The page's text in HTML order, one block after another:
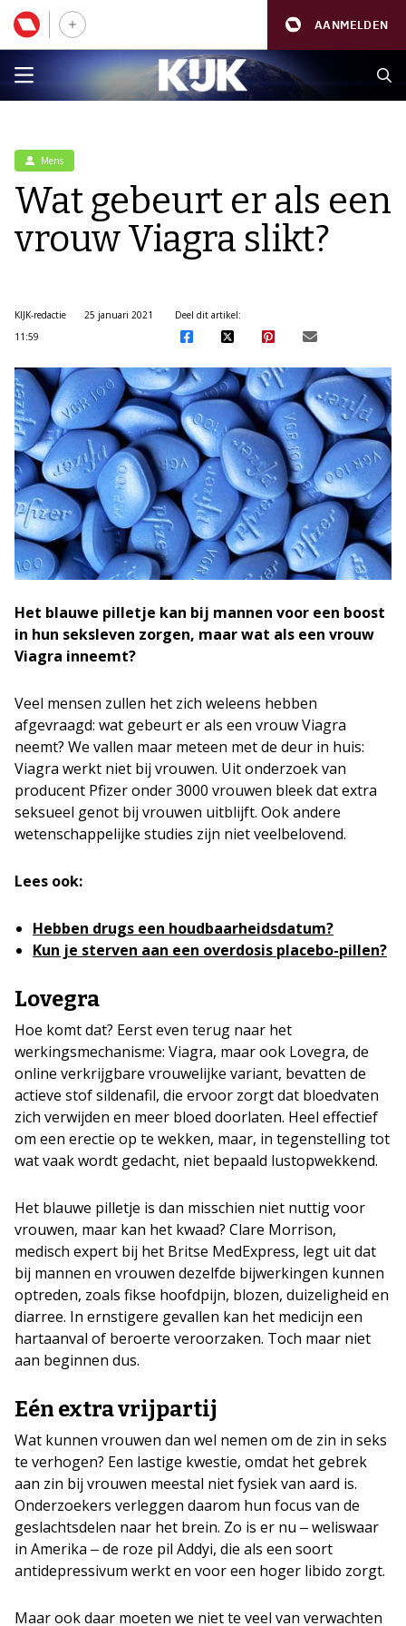
AANMELDEN
Mens
Wat gebeurt er als een
vrouw Viagra slikt?
KIJK-redactie
25 januari 2021
11:59
Deel dit artikel:
Het blauwe pilletje kan bij mannen voor een boost
in hun seksleven zorgen, maar wat als een vrouw
Viagra inneemt?
Veel mensen zullen het zich weleens hebben
afgevraagd: wat gebeurt er als een vrouw Viagra
neemt? We vallen maar meteen met de deur in huis:
Viagra werkt niet bij vrouwen. Uit onderzoek van
producent Pfizer onder 3000 vrouwen bleek dat extra
seksueel genot bij vrouwen uitblijft. Ook andere
wetenschappelijke studies zijn niet veelbelovend.
Lees ook:
Hebben drugs een houdbaarheidsdatum?
Kun je sterven aan een overdosis placebo-pillen?
Lovegra
Hoe komt dat? Eerst even terug naar het
werkingsmechanisme: Viagra, maar ook Lovegra, de
online verkrijgbare vrouwelijke variant, bevatten de
actieve stof sildenafil, die ervoor zorgt dat bloedvaten
zich verwijden en meer bloed doorlaten. Heel effectief
om een erectie op te wekken, maar, in tegenstelling tot
wat vaak wordt gedacht, niet bepaald lustopwekkend.
Het blauwe pilletje is dan misschien niet nuttig voor
vrouwen, maar kan het kwaad? Clare Morrison,
medisch expert bij het Britse MedExpress, legt uit dat
bij mannen en vrouwen dezelfde bijwerkingen kunnen
optreden, zoals fikse hoofdpijn, blozen, duizeligheid en
diarree. In ernstigere gevallen kan het medicijn een
hartaanval of beroerte veroorzaken. Toch maar niet
aan beginnen dus.
Eén extra vrijpartij
Wat kunnen vrouwen dan wel nemen om de zin in seks
te verhogen? Een lastige kwestie, omdat het gebrek
aan zin bij vrouwen meestal niet fysiek van aard is.
Onderzoekers verleggen daarom hun focus van de
geslachtsdelen naar het brein. Zo is er nu ‒ weliswaar
in Amerika ‒ de roze pil Addyi, die als een soort
antidepressivum werkt en voor een hoger libido zorgt.
Maar ook daar moeten we niet te veel van verwachten